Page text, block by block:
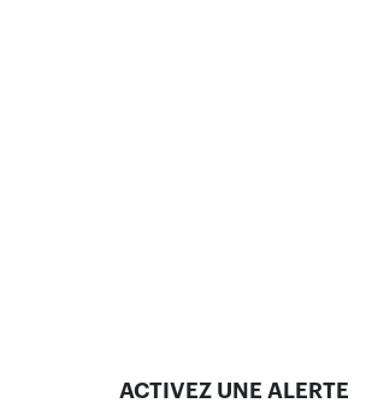
ACTIVEZ UNE ALERTE